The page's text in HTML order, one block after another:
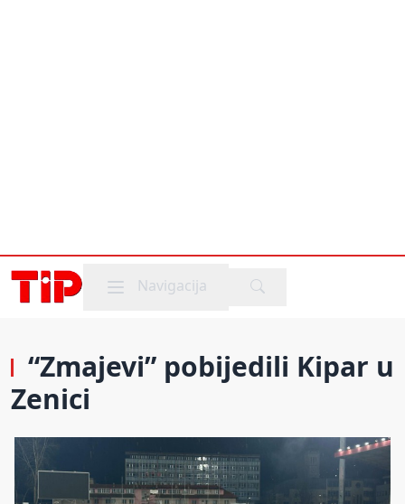
Mobile menu
Navigacija
“Zmajevi” pobijedili Kipar u
Zenici